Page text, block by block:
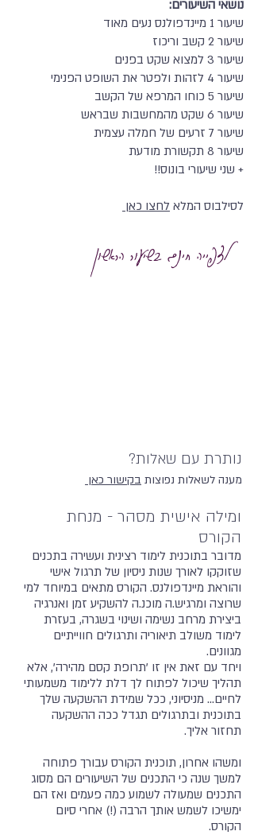
נושאי השיעורים:
שיעור 1 מיינדפולנס נעים מאוד
שיעור 2 קשב וריכוז
שיעור 3 למצוא שקט בפנים
שיעור 4 לזהות ולפטר את השופט הפנימי
שיעור 5 כוחו המרפא של הקשב
שיעור 6 שקט מהמחשבות שבראש
שיעור 7 זרעים של חמלה עצמית
שיעור 8 תקשורת מודעת
+ שני שיעורי בונוס!!
לסילבוס המלא לחצו כאן
לצפייה חינם בשיעור הראשון
נותרת עם שאלות?
מענה לשאלות נפוצות בקישור כאן
ומילה אישית מסהר - מנחת
הקורס
מדובר בתוכנית לימוד רצינית ועשירה בתכנים
שזוקקו לאורך שנות ניסיון של תרגול אישי
והוראת מיינדפולנס. הקורס מתאים במיוחד למי
שרוצה ומרגיש.ה מוכנ.ה להשקיע זמן ואנרגיה
ביצירת מרחב נשימה ושינוי בשגרה, בעזרת
לימוד משולב תיאוריה ותרגולים חווייתיים
מגוונים.
ויחד עם זאת אין זו 'תרופת קסם מהירה', אלא
תהליך שיכול לפתוח לך דלת ללימוד משמעותי
לחיים... מניסיוני, ככל שמידת ההשקעה שלך
בתוכנית ובתרגולים תגדל ככה ההשקעה
תחזור אליך.
ומשהו אחרון, תוכנית הקורס עבורך פתוחה
למשך שנה כי התכנים של השיעורים הם מסוג
התכנים שמעולה לשמוע כמה פעמים ואז הם
ימשיכו לשמש אותך הרבה (!) אחרי סיום
הקורס.